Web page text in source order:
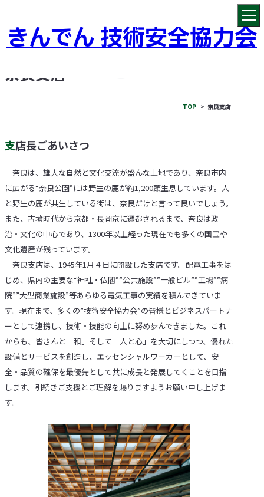
きんでん 技術安全協力会
奈良支店
TOP 奈良支店
支店長ごあいさつ
奈良は、雄大な自然と文化交流が盛んな土地であり、奈良市内
に広がる“奈良公園”には野生の鹿が約1,200頭生息しています。人
と野生の鹿が共生している街は、奈良だけと言って良いでしょう。
また、古墳時代から京都・長岡京に遷都されるまで、奈良は政
治・文化の中心であり、1300年以上経った現在でも多くの国宝や
文化遺産が残っています。
奈良支店は、1945年1月４日に開設した支店です。配電工事をは
じめ、県内の主要な“神社・仏閣””公共施設””一般ビル””工場””病
院””大型商業施設”等あらゆる電気工事の実績を積んできていま
す。現在まで、多くの”技術安全協力会”の皆様とビジネスパートナ
ーとして連携し、技術・技能の向上に努め歩んできました。これ
からも、皆さんと「和」そして「人と心」を大切にしつつ、優れた
設備とサービスを創造し、エッセンシャルワーカーとして、安
全・品質の確保を最優先として共に成長と発展してくことを目指
します。引続きご支援とご理解を賜りますようお願い申し上げま
す。